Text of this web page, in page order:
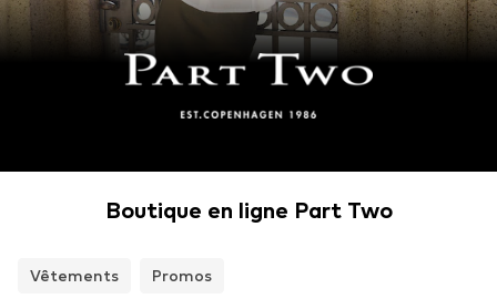
Boutique en ligne Part Two
Vêtements Promos